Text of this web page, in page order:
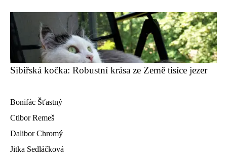
Sibiřská kočka: Robustní krása ze Země tisíce jezer
Bonifác Šťastný
Ctibor Remeš
Dalibor Chromý
Jitka Sedláčková